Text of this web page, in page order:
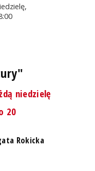
niedzielę
20
Rokicka